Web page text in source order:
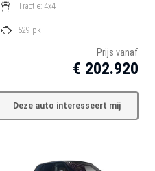
Tractie: 4x4
529 pk
Prijs vanaf
€ 202.920
Deze auto interesseert mij